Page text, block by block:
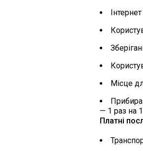
Місце
— 1 раз на
Платні